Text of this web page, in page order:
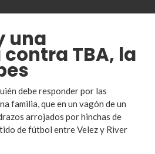
una
TBA, la
debe responder por las
familia, que en un vagón de un
arrojados por hinchas de
de fútbol entre Velez y River